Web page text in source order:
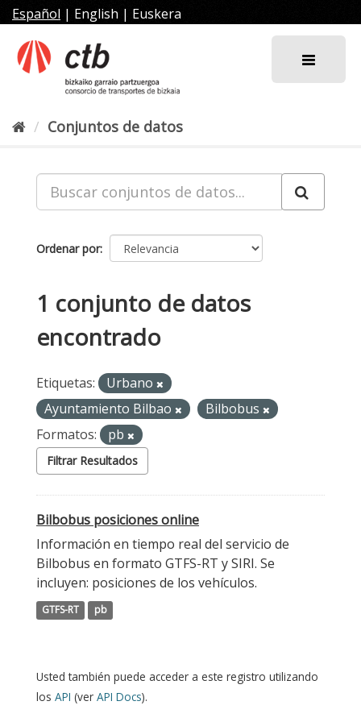
al
contenido
Español | English | Euskera
Conjuntos de datos
Ordenar por
1 conjunto de datos
encontrado
Etiquetas:
Urbano
Ayuntamiento Bilbao
Bilbobus
Formatos:
pb
Filtrar Resultados
Bilbobus posiciones online
Información en tiempo real del servicio de
Bilbobus en formato GTFS-RT y SIRI. Se
incluyen: posiciones de los vehículos.
GTFS-RT pb
Usted también puede acceder a este registro utilizando
los API (ver API Docs).